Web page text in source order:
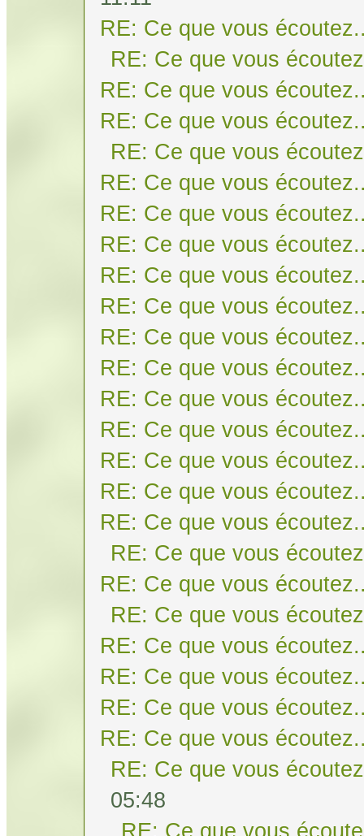
RE: Ce que vous
RE: Ce que vous
RE: Ce que vous
RE: Ce que vous
RE: Ce que vous
RE: Ce que vous
RE: Ce que vous
RE: Ce que vous
RE: Ce que vous
RE: Ce que vous
RE: Ce que vous
RE: Ce que vous
RE: Ce que vous
RE: Ce que vous
RE: Ce que vous
RE: Ce que vous
RE: Ce que vous
RE: Ce que vous
RE: Ce que vous
RE: Ce que vous
RE: Ce que vous
RE: Ce que vous
RE: Ce que vous
RE: Ce que vous
RE: Ce que vous
05:48
RE: Ce que vous